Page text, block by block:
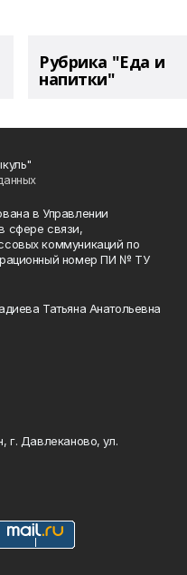
Рубрика "Еда и
напитки"
в Управлении
сфере связи,
коммуникаций по
номер ПИ № ТУ
Татьяна Анатольевна
г. Давлеканово, ул.